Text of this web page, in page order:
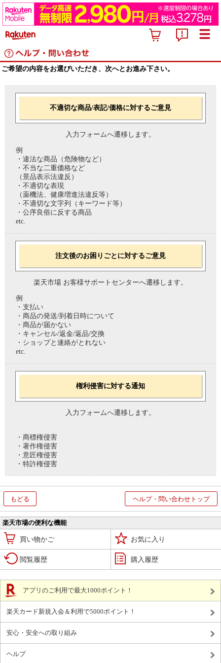
ご希望の内容をお選びいただき、次へとお進み下さい。
不適切な商品/表記/価格に対するご意見
入力フォームへ遷移します。
例
・違法な商品（危険物など）
・不当な二重価格など
（景品表示法違反）
・不適切な表現
（薬機法、健康増進法違反等）
・不適切な文字列（キーワード等）
・公序良俗に反する商品
etc.
注文後のお困りごとに対するご意見
楽天市場 お客様サポートセンターへ遷移します。
例
・支払い
・商品の発送/到着日時について
・商品が届かない
・キャンセル/返金/返品/交換
・ショップと連絡がとれない
etc.
権利侵害に対する通知
入力フォームへ遷移します。
・商標権侵害
・著作権侵害
・意匠権侵害
・特許権侵害
もどる ヘルプ・問い合わせトップ
楽天市場の便利な機能
買い物かご お気に入り
閲覧履歴 購入履歴
アプリのご利用で最大1000ポイント！
楽天カード新規入会＆利用で5000ポイント！
安心・安全への取り組み
ヘルプ